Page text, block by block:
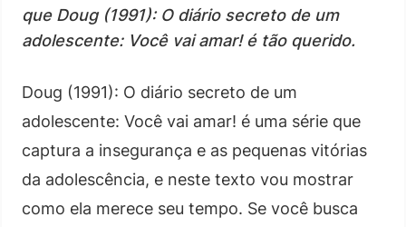
que Doug (1991): O diário secreto de um
adolescente: Você vai amar! é tão querido.
Doug (1991): O diário secreto de um
adolescente: Você vai amar! é uma série que
captura a insegurança e as pequenas vitórias
da adolescência, e neste texto vou mostrar
como ela merece seu tempo. Se você busca